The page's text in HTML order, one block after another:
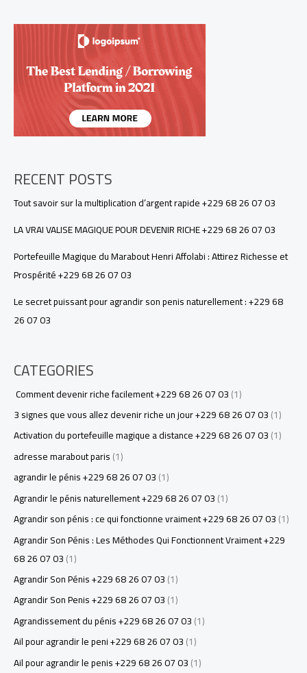
DEVENIR
RECENT POSTS
Tout savoir sur la multiplication d’argent rapide +229 68 26 07 03
LA VRAI VALISE MAGIQUE POUR DEVENIR RICHE +229 68 26 07 03
Portefeuille Magique du Marabout Henri Affolabi : Attirez Richesse et
Prospérité +229 68 26 07 03
Le secret puissant pour agrandir son penis naturellement : +229 68
26 07 03
CATEGORIES
Comment devenir riche facilement +229 68 26 07 03(1)
3 signes que vous allez devenir riche un jour +229 68 26 07 03(1)
Activation du portefeuille magique a distance +229 68 26 07 03(1)
adresse marabout paris(1)
agrandir le pénis +229 68 26 07 03(1)
Agrandir le pénis naturellement +229 68 26 07 03(1)
Agrandir son pénis : ce qui fonctionne vraiment +229 68 26 07 03(1)
Agrandir Son Pénis : Les Méthodes Qui Fonctionnent Vraiment +229
68 26 07 03(1)
Agrandir Son Pénis +229 68 26 07 03(1)
Agrandir Son Penis +229 68 26 07 03(1)
Agrandissement du pénis +229 68 26 07 03(1)
Ail pour agrandir le peni +229 68 26 07 03(1)
Ail pour agrandir le penis +229 68 26 07 03(1)